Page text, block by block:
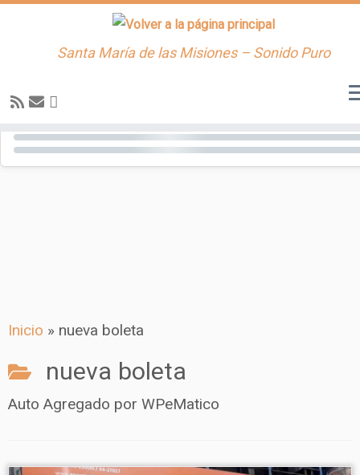
Santa María de las Misiones – Sonido Puro
Inicio » nueva boleta
nueva boleta
Auto Agregado por WPeMatico